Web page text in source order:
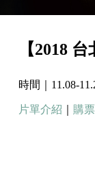
【2018
時間｜11.08-
片單介紹 購票